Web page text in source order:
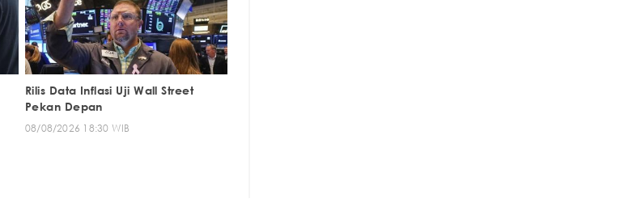
Rilis Data Inflasi Uji Wall Street
Pekan Depan
08/08/2026 18:30 WIB